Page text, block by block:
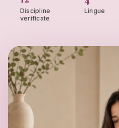
Discipline
verificate
Lingue